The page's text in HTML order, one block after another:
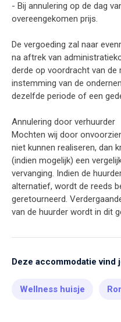
- Bij annulering op de dag
overeengekomen prijs.
De vergoeding zal naar
na aftrek van
derde op voordracht van
instemming van de
dezelfde periode of een
Annulering door verhuurder
Mochten wij door
niet kunnen realiseren, dan
(indien mogelijk) een
vervanging. Indien de
alternatief, wordt de reeds
geretourneerd.
van de huurder wordt in dit
Deze accommodatie vind
Wellness huisje